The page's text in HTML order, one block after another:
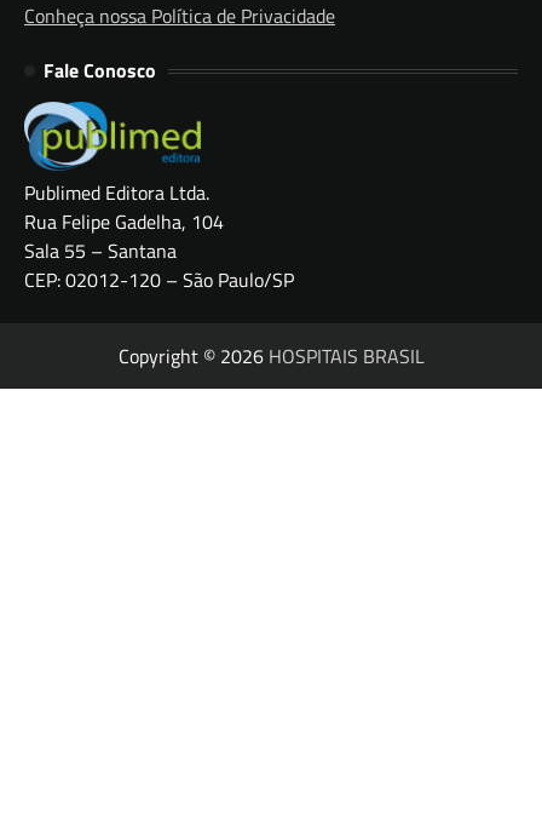
Conheça nossa Política de Privacidade
Fale Conosco
Publimed Editora Ltda.
Rua Felipe Gadelha, 104
Sala 55 – Santana
CEP: 02012-120 – São Paulo/SP
Copyright © 2026 HOSPITAIS BRASIL